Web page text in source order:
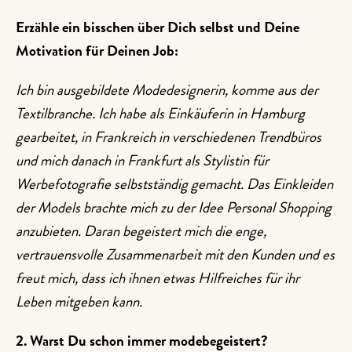
Erzähle ein bisschen über Dich selbst und Deine
Motivation für Deinen Job:
Ich bin ausgebildete Modedesignerin, komme aus der
Textilbranche. Ich habe als Einkäuferin in Hamburg
gearbeitet, in Frankreich in verschiedenen Trendbüros
und mich danach in Frankfurt als Stylistin für
Werbefotografie selbstständig gemacht. Das Einkleiden
der Models brachte mich zu der Idee Personal Shopping
anzubieten. Daran begeistert mich die enge,
vertrauensvolle Zusammenarbeit mit den Kunden und es
freut mich, dass ich ihnen etwas Hilfreiches für ihr
Leben mitgeben kann.
2. Warst Du schon immer modebegeistert?